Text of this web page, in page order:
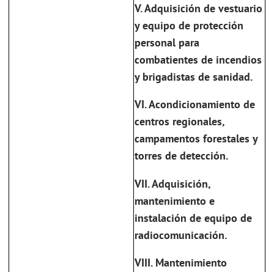
V. Adquisición de vestuario
y equipo de protección
personal para
combatientes de incendios
y brigadistas de sanidad.
VI. Acondicionamiento de
centros regionales,
campamentos forestales y
torres de detección.
VII. Adquisición,
mantenimiento e
instalación de equipo de
radiocomunicación.
VIII. Mantenimiento